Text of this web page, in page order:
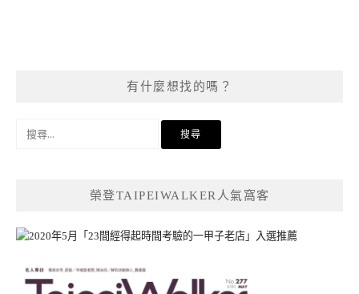
有什麼想找的嗎？
榮登TAIPEIWALKER人氣窩客